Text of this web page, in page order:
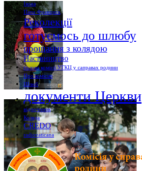
Ікона
Папа Франциск
Реколекції
готуємось до шлюбу
прощання з колядою
Наствництво
голова комісії УГКЦ у саправах родини
Про комісію
Шлюб
документи Церкви
відпочинок
Коляда
CREDO
radiovaticana